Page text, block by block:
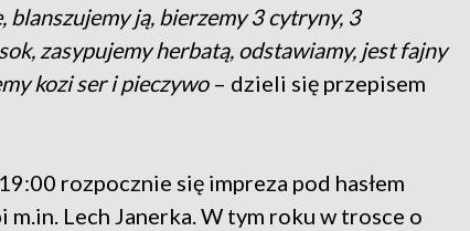
ją, bierzemy 3 cytryny, 3
zasypujemy herbatą, odstawiamy, jest fajny
kozi ser i pieczywo– dzieli się przepisem
rozpocznie się impreza pod hasłem
m.in. Lech Janerka. W tym roku w trosce o